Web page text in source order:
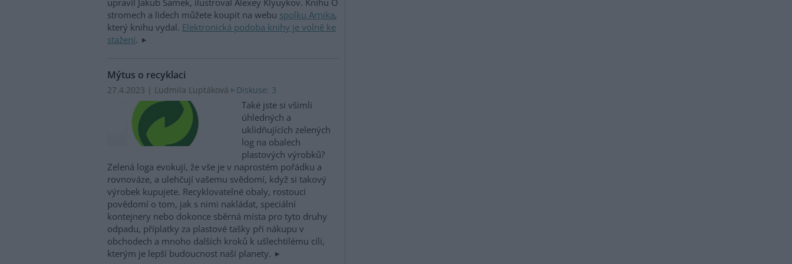
upravil Jakub Samek, ilustroval Alexey Klyuykov. Knihu O
stromech a lidech můžete koupit na webu spolku Arnika,
který knihu vydal. Elektronická podoba knihy je volně ke
stažení.
Mýtus o recyklaci
27.4.2023 | Ľudmila Ľuptáková Diskuse: 3
Také jste si všimli
úhledných a
uklidňujících zelených
log na obalech
plastových výrobků?
Zelená loga evokují, že vše je v naprostém pořádku a
rovnováze, a ulehčují vašemu svědomí, když si takový
výrobek kupujete. Recyklovatelné obaly, rostoucí
povědomí o tom, jak s nimi nakládat, speciální
kontejnery nebo dokonce sběrná místa pro tyto druhy
odpadu, příplatky za plastové tašky při nákupu v
obchodech a mnoho dalších kroků k ušlechtilému cíli,
kterým je lepší budoucnost naší planety.